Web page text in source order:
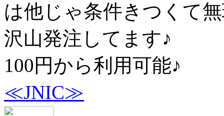
は他じゃ条件きつくて
沢山発注してます♪
100円から利用可能♪
≪JNIC≫